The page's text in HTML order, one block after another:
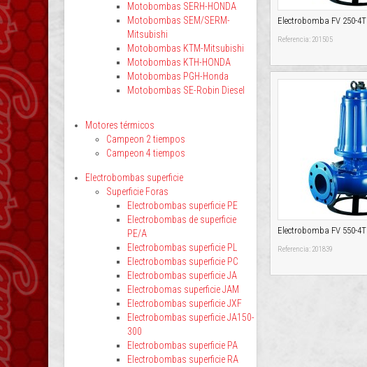
Electrobomba FV 250-4T
Referencia: 201505
Electrobomba FV 550-4T
Referencia: 201839
Motobombas SERH-HONDA
Motobombas SEM/SERM-
Mitsubishi
Motobombas KTM-Mitsubishi
Motobombas KTH-HONDA
Motobombas PGH-Honda
Motobombas SE-Robin Diesel
Motores térmicos
Campeon 2 tiempos
Campeon 4 tiempos
Electrobombas superficie
Superficie Foras
Electrobombas superficie PE
Electrobombas de superficie
PE/A
Electrobombas superficie PL
Electrobombas superficie PC
Electrobombas superficie JA
Electrobomas superficie JAM
Electrobombas superficie JXF
Electrobombas superficie JA150-
300
Electrobombas superficie PA
Electrobombas superficie RA